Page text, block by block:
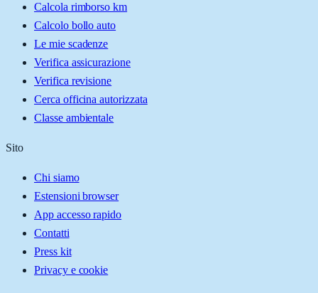
Calcola rimborso km
Calcolo bollo auto
Le mie scadenze
Verifica assicurazione
Verifica revisione
Cerca officina autorizzata
Classe ambientale
Sito
Chi siamo
Estensioni browser
App accesso rapido
Contatti
Press kit
Privacy e cookie